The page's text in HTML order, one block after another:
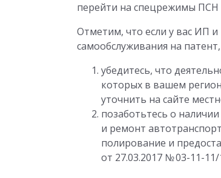
перейти на спецрежимы ПСН
Отметим, что если у вас ИП
самообслуживания на
убедитесь, что
которых в вашем
уточнить на сайте
позаботьтесь о
и ремонт
полирование и
от 27.03.2017 № 03-11-11/